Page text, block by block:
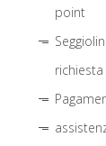
point
richiesta